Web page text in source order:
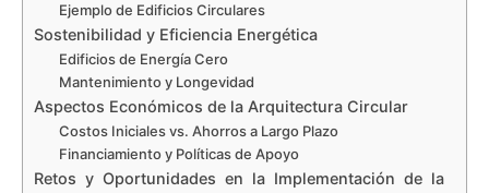
Ejemplo de Edificios Circulares
Sostenibilidad y Eficiencia Energética
Edificios de Energía Cero
Mantenimiento y Longevidad
Aspectos Económicos de la Arquitectura Circular
Costos Iniciales vs. Ahorros a Largo Plazo
Financiamiento y Políticas de Apoyo
Retos y Oportunidades en la Implementación de la